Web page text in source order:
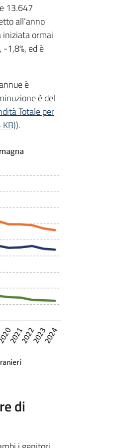
13.647
all’anno
iniziata ormai
1,8%, ed è
è
è del
Totale per
KB)).
di